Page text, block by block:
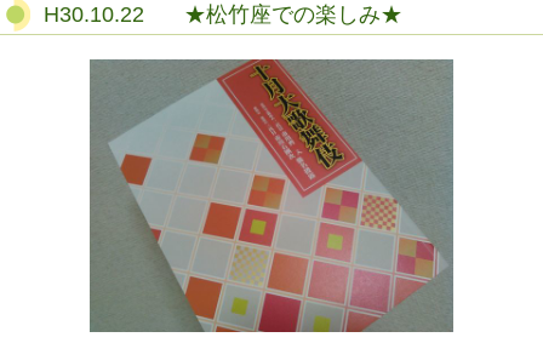
H30.10.22 ★松竹座での楽しみ★